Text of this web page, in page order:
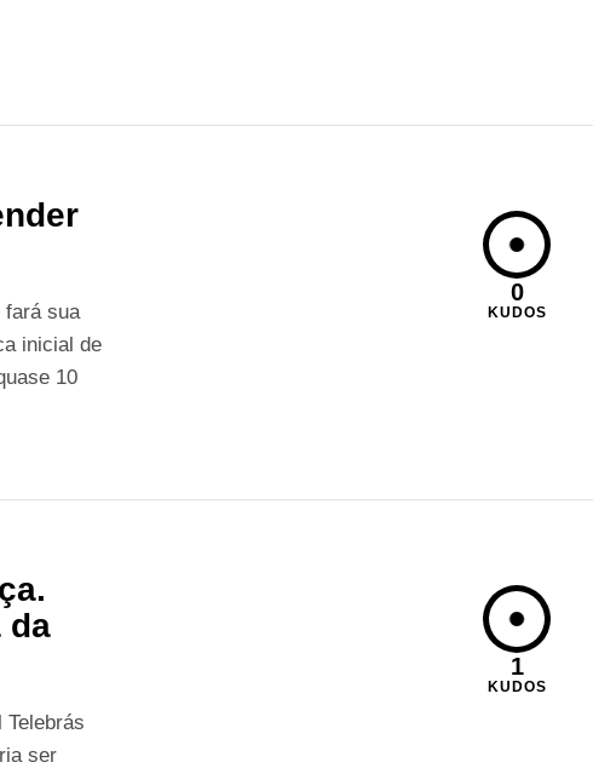
fará sua
inicial de
10
0
KUDOS
da
ser
1
KUDOS